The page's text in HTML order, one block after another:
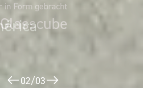
in Form gebracht
02/03